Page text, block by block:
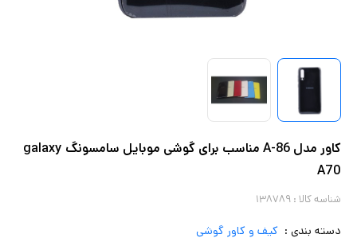
کاور مدل A-86 مناسب برای گوشی موبایل سامسونگ galaxy
A70
شناسه کالا : ۱۳۸۷۸۹
دسته بندی : کیف و کاور گوشی